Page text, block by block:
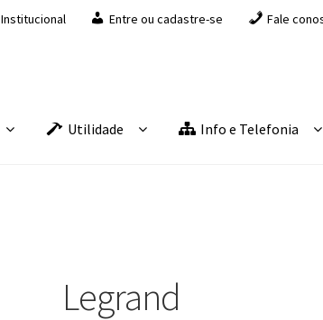
Institucional Entre ou cadastre-se Fale
Utilidade Info e Telefonia
Legrand